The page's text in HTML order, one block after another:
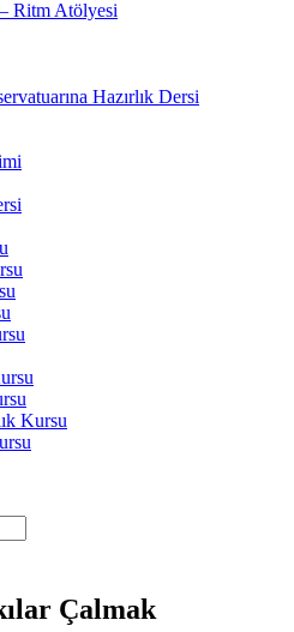
Ritm Atölyesi
Hazırlık Dersi
Kursu
Çalmak